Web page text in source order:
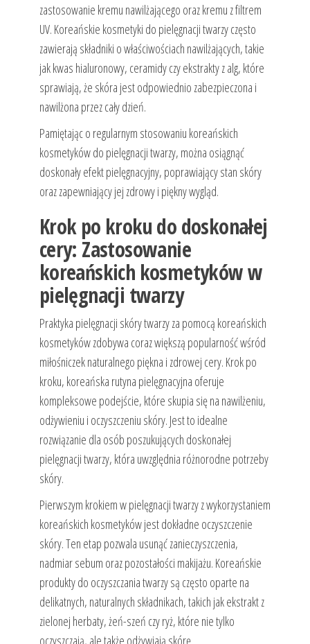
zastosowanie kremu nawilżającego oraz kremu z filtrem
UV. Koreańskie kosmetyki do pielęgnacji twarzy często
zawierają składniki o właściwościach nawilżających, takie
jak kwas hialuronowy, ceramidy czy ekstrakty z alg, które
sprawiają, że skóra jest odpowiednio zabezpieczona i
nawilżona przez cały dzień.
Pamiętając o regularnym stosowaniu koreańskich
kosmetyków do pielęgnacji twarzy, można osiągnąć
doskonały efekt pielęgnacyjny, poprawiający stan skóry
oraz zapewniający jej zdrowy i piękny wygląd.
Krok po kroku do doskonałej
cery: Zastosowanie
koreańskich kosmetyków w
pielęgnacji twarzy
Praktyka pielęgnacji skóry twarzy za pomocą koreańskich
kosmetyków zdobywa coraz większą popularność wśród
miłośniczek naturalnego piękna i zdrowej cery. Krok po
kroku, koreańska rutyna pielęgnacyjna oferuje
kompleksowe podejście, które skupia się na nawilżeniu,
odżywieniu i oczyszczeniu skóry. Jest to idealne
rozwiązanie dla osób poszukujących doskonałej
pielęgnacji twarzy, która uwzględnia różnorodne potrzeby
skóry.
Pierwszym krokiem w pielęgnacji twarzy z wykorzystaniem
koreańskich kosmetyków jest dokładne oczyszczenie
skóry. Ten etap pozwala usunąć zanieczyszczenia,
nadmiar sebum oraz pozostałości makijażu. Koreańskie
produkty do oczyszczania twarzy są często oparte na
delikatnych, naturalnych składnikach, takich jak ekstrakt z
zielonej herbaty, żeń-szeń czy ryż, które nie tylko
oczyszczają, ale także odżywiają skórę.